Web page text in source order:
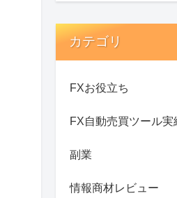
カテゴリ
FXお役立ち
FX自動売買ツール実
副業
情報商材レビュー